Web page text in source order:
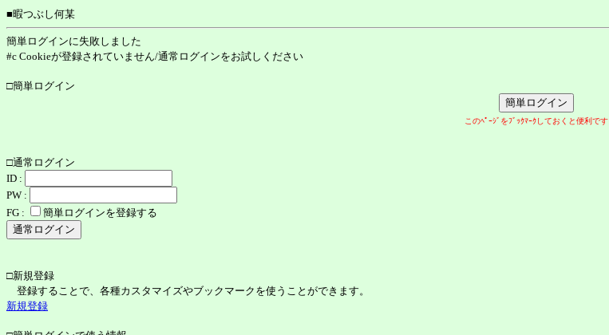
■暇つぶし何某
簡単ログインに失敗しました
#c Cookieが登録されていません/通常ログインをお試しください
□簡単ログイン
このﾍﾟｰｼﾞをﾌﾞｯｸﾏｰｸしておくと便利です
□通常ログイン
ID :
PW :
FG :
簡単ログインを登録する
□新規登録
登録することで、各種カスタマイズやブックマークを使うことができます。
新規登録